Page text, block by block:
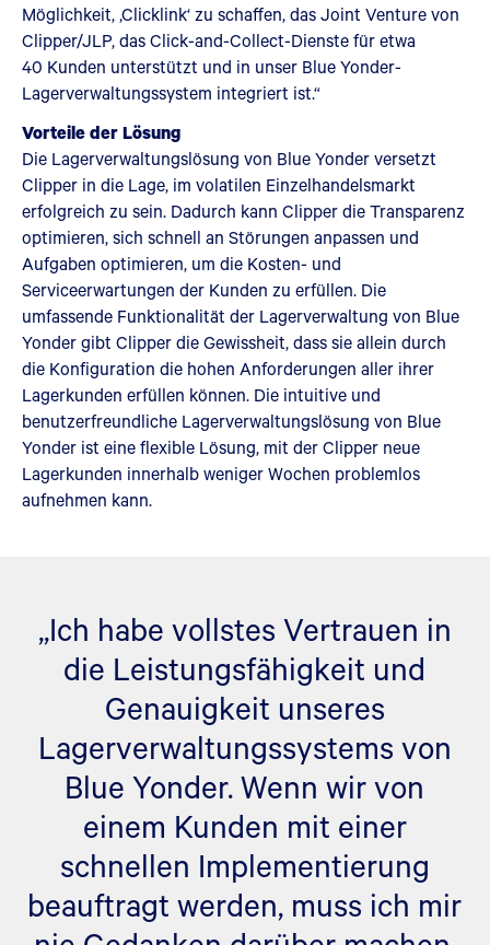
Möglichkeit, ‚Clicklink‘ zu schaffen, das Joint Venture von
Clipper/JLP, das Click-and-Collect-Dienste für etwa
40 Kunden unterstützt und in unser Blue Yonder-
Lagerverwaltungssystem integriert ist.“
Vorteile der Lösung
Die Lagerverwaltungslösung von Blue Yonder versetzt
Clipper in die Lage, im volatilen Einzelhandelsmarkt
erfolgreich zu sein. Dadurch kann Clipper die Transparenz
optimieren, sich schnell an Störungen anpassen und
Aufgaben optimieren, um die Kosten- und
Serviceerwartungen der Kunden zu erfüllen. Die
umfassende Funktionalität der Lagerverwaltung von Blue
Yonder gibt Clipper die Gewissheit, dass sie allein durch
die Konfiguration die hohen Anforderungen aller ihrer
Lagerkunden erfüllen können. Die intuitive und
benutzerfreundliche Lagerverwaltungslösung von Blue
Yonder ist eine flexible Lösung, mit der Clipper neue
Lagerkunden innerhalb weniger Wochen problemlos
aufnehmen kann.
„Ich habe vollstes Vertrauen in
die Leistungsfähigkeit und
Genauigkeit unseres
Lagerverwaltungssystems von
Blue Yonder. Wenn wir von
einem Kunden mit einer
schnellen Implementierung
beauftragt werden, muss ich mir